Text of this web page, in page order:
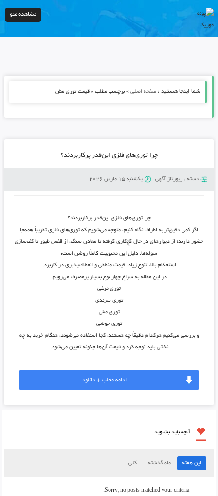
مشاهده منو
شما اینجا هستید : صفحه اصلی» برچسب مطلب » قیمت توری مش
چرا توری‌های فلزی این‌قدر پرکاربردند؟
دسته : رپورتاژ آگهی یکشنبه 15 مارس 2026
چرا توری‌های فلزی این‌قدر پرکاربردند؟
اگر کمی دقیق‌تر به اطراف نگاه کنیم، متوجه می‌شویم که توری‌های فلزی تقریباً همه‌جا
حضور دارند؛ از دیوارهای در حال گچ‌کاری گرفته تا معادن سنگ، از قفس طیور تا کف‌سازی
سوله‌ها. دلیل این محبوبیت کاملاً روشن است:
استحکام بالا، تنوع زیاد، قیمت منطقی و انعطاف‌پذیری در کاربرد.
در این مقاله به سراغ چهار نوع بسیار پرمصرف می‌رویم:
توری مرغی
توری سرندی
توری مش
توری جوشی
و بررسی می‌کنیم هرکدام دقیقاً چه هستند، کجا استفاده می‌شوند، هنگام خرید به چه
نکاتی باید توجه کرد و قیمت آن‌ها چگونه تعیین می‌شود.
ادامه مطلب + دانلود
آنچه باید بشنوید
این هفته ماه گذشته کلی
Sorry, no posts matched your criteria.